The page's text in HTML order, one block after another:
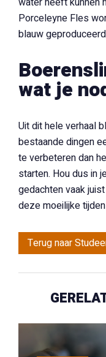
Porceleyne Fles
blauw
wat je
Uit dit hele verhaal
bestaande dingen
te verbeteren dan
starten. Hou dus in
gedachten vaak
deze moeilijke
Terug naar